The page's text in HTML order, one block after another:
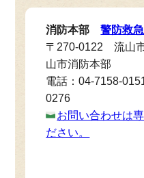
消防本部警防救
〒270-0122 流山
山市消防本部
電話：04-7158-
0276
お問い合わせは
ださい。